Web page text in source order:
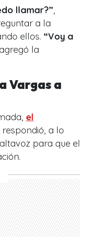
llamar?”,
a la
ellos. “Voy a
la
Vargas a
el
respondió, a lo
para que el